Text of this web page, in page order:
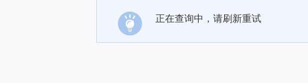
正在查询中，请刷新重试